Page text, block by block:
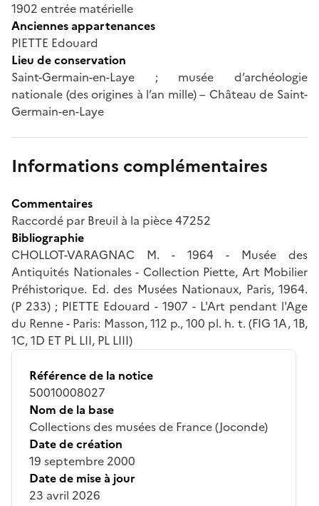
1902 entrée matérielle
Anciennes appartenances
PIETTE Edouard
Lieu de conservation
Saint-Germain-en-Laye ; musée d’archéologie
nationale (des origines à l’an mille) – Château de Saint-
Germain-en-Laye
Informations complémentaires
Commentaires
Raccordé par Breuil à la pièce 47252
Bibliographie
CHOLLOT-VARAGNAC M. - 1964 - Musée des
Antiquités Nationales - Collection Piette, Art Mobilier
Préhistorique. Ed. des Musées Nationaux, Paris, 1964.
(P 233) ; PIETTE Edouard - 1907 - L'Art pendant l'Age
du Renne - Paris: Masson, 112 p., 100 pl. h. t. (FIG 1A, 1B,
1C, 1D ET PL LII, PL LIII)
Référence de la notice
50010008027
Nom de la base
Collections des musées de France (Joconde)
Date de création
19 septembre 2000
Date de mise à jour
23 avril 2026